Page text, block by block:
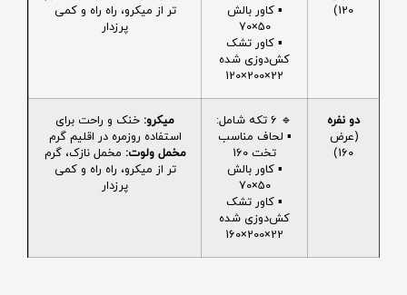
120)
▪️ کاور بالش
50×70
▪️ کاور تشک
کش‌دوزی شده
22×200×120
تر از میکرو، راه راه و کمی
پرزدار
دو نفره
(عرض
160)
🔹 6 تکه شامل:
▪️ لحاف مناسب
تخت 160
▪️ کاور بالش
50×70
▪️ کاور تشک
کش‌دوزی شده
22×200×160
میکرو: خنک و راحت برای
استفاده روزمره در اقلیم گرم
مخمل ولوت: مخمل نازک، گرم
تر از میکرو، راه راه و کمی
پرزدار